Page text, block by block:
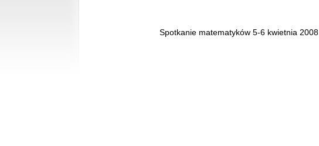
Spotkanie matematyków 5-6 kwietnia 2008